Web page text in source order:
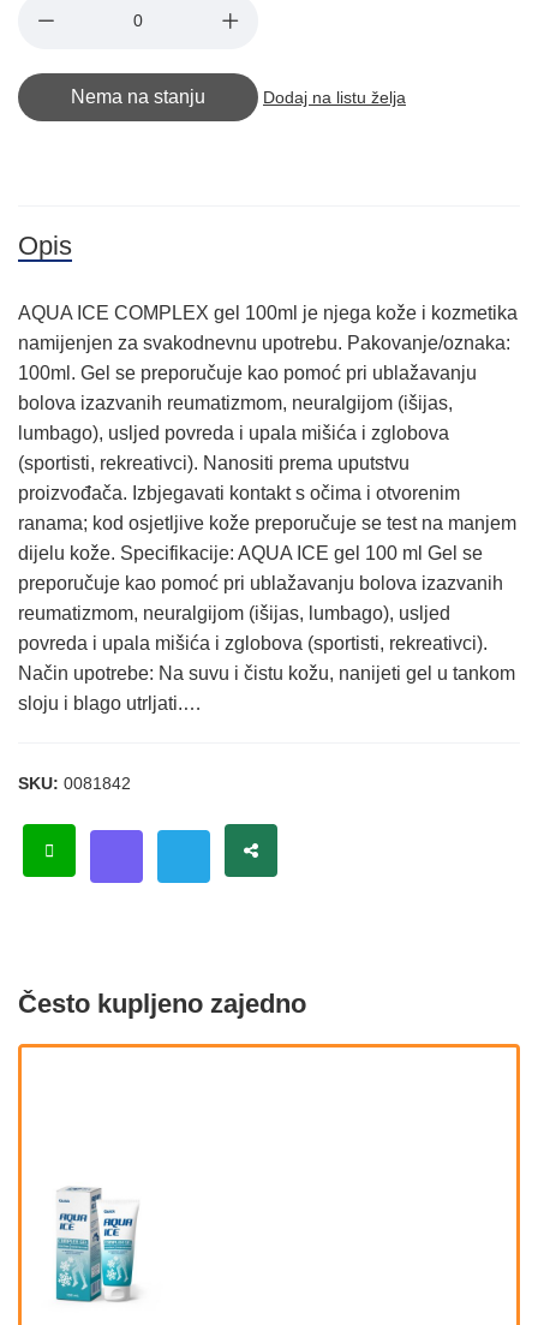
Nema na stanju Dodaj na listu želja
Opis
AQUA ICE COMPLEX gel 100ml je njega kože i kozmetika
namijenjen za svakodnevnu upotrebu. Pakovanje/oznaka:
100ml. Gel se preporučuje kao pomoć pri ublažavanju
bolova izazvanih reumatizmom, neuralgijom (išijas,
lumbago), usljed povreda i upala mišića i zglobova
(sportisti, rekreativci). Nanositi prema uputstvu
proizvođača. Izbjegavati kontakt s očima i otvorenim
ranama; kod osjetljive kože preporučuje se test na manjem
dijelu kože. Specifikacije: AQUA ICE gel 100 ml Gel se
preporučuje kao pomoć pri ublažavanju bolova izazvanih
reumatizmom, neuralgijom (išijas, lumbago), usljed
povreda i upala mišića i zglobova (sportisti, rekreativci).
Način upotrebe: Na suvu i čistu kožu, nanijeti gel u tankom
sloju i blago utrljati.…
SKU: 0081842
Često kupljeno zajedno